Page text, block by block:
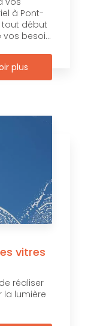
à Pont-
tout début
besoi...
plus
vitres
réaliser
la lumière